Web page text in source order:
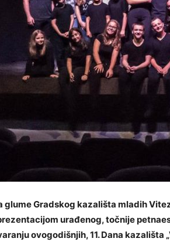
glume Gradskog kazališta mladih
urađenog, točnije
ovogodišnjih, 11. Dana kazališta